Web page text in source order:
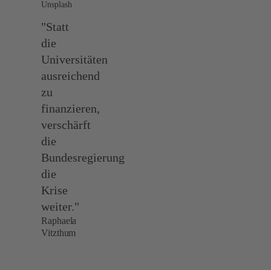
Unsplash
"Statt
die
Universitäten
ausreichend
zu
finanzieren,
verschärft
die
Bundesregierung
die
Krise
weiter."
Raphaela
Vitzthum